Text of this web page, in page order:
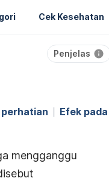
Cek Kesehatan
Penjelas
Efek pada
mengganggu